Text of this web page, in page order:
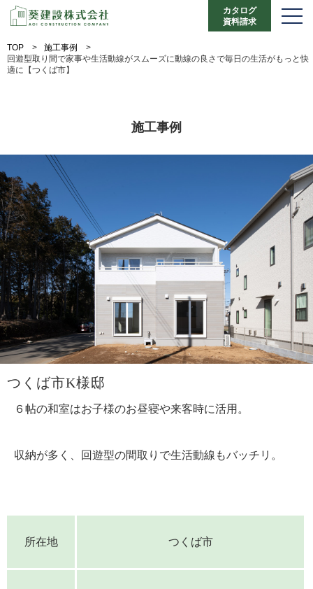
カタログ
資料請求
TOP > 施工事例
>
回遊型取り間で家事や生活動線がスムーズに動線の良さで毎日の生活がもっと快
適に【つくば市】
施工事例
つくば市K様邸
６帖の和室はお子様のお昼寝や来客時に活用。
収納が多く、回遊型の間取りで生活動線もバッチリ。
所在地 つくば市